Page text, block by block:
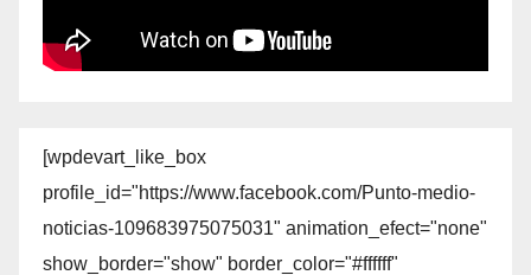
[wpdevart_like_box
profile_id="https://www.facebook.com/Punto-medio-
noticias-109683975075031" animation_efect="none"
show_border="show" border_color="#ffffff"